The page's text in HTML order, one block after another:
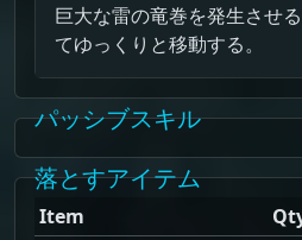
巨大な雷の竜巻を発生させ
てゆっくりと移動する。
パッシブスキル
落とすアイテム
Item